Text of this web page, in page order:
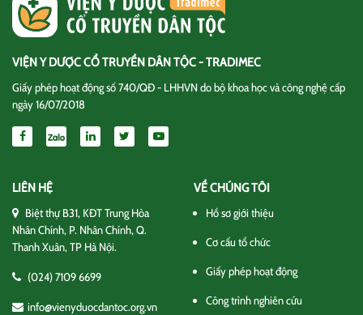
VIỆN Y DƯỢC CỔ TRUYỀN DÂN TỘC - TRADIMEC
Giấy phép hoạt động số 740/QĐ - LHHVN do bộ khoa học và công nghệ cấp
ngày 16/07/2018
LIÊN HỆ
Biệt thự B31, KĐT Trung Hòa
Nhân Chính, P. Nhân Chính, Q.
Thanh Xuân, TP Hà Nội.
(024) 7109 6699
info@vienyduocdantoc.org.vn
VỀ CHÚNG TÔI
Hồ sơ giới thiệu
Cơ cấu tổ chức
Giấy phép hoạt động
Công trình nghiên cứu